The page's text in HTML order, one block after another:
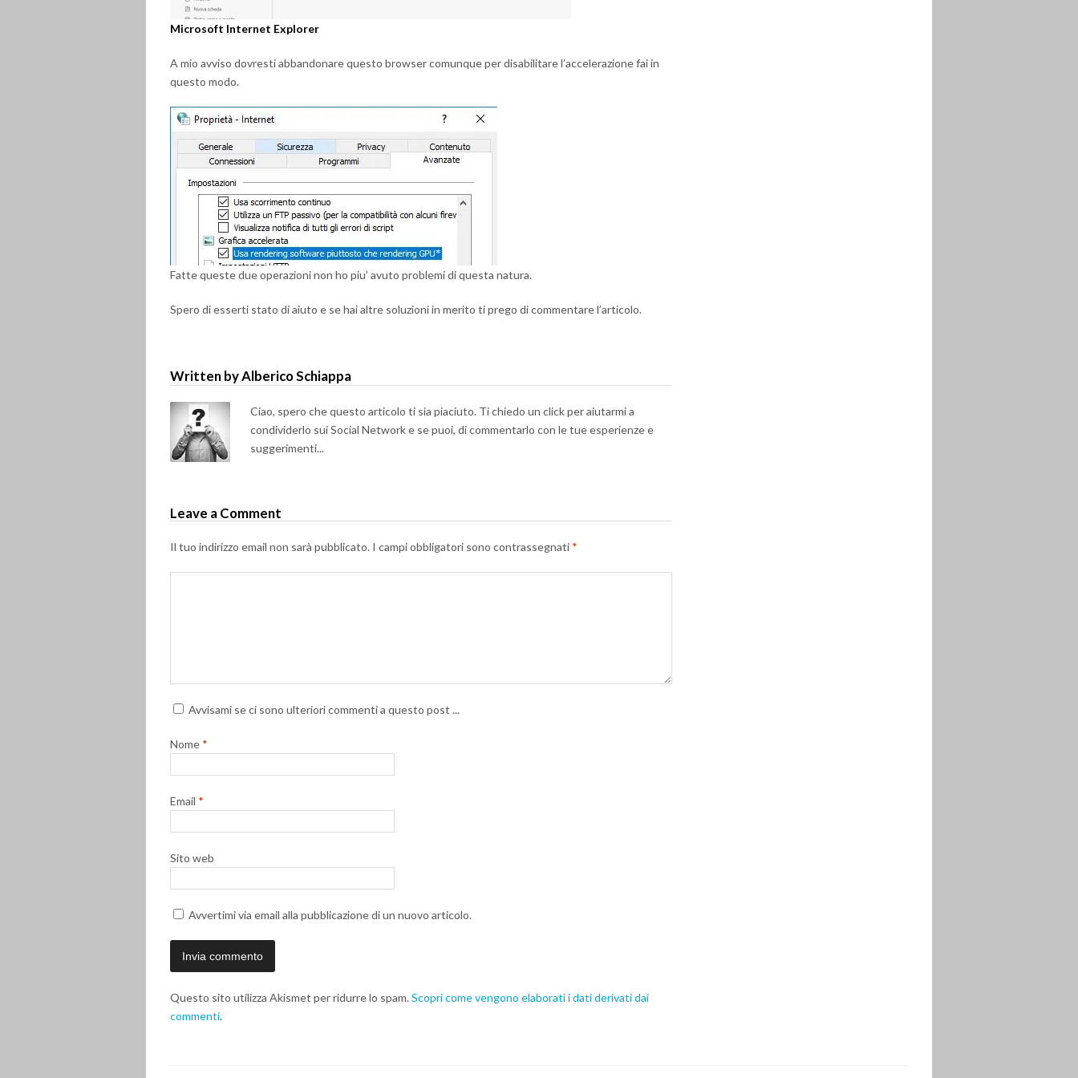
Microsoft Internet Explorer
A mio avviso dovresti abbandonare questo browser comunque per disabilitare l’accelerazione fai in
questo modo.
Fatte queste due operazioni non ho piu’ avuto problemi di questa natura.
Spero di esserti stato di aiuto e se hai altre soluzioni in merito ti prego di commentare l’articolo.
Written by Alberico Schiappa
Ciao, spero che questo articolo ti sia piaciuto. Ti chiedo un click per aiutarmi a
condividerlo sui Social Network e se puoi, di commentarlo con le tue esperienze e
suggerimenti...
Leave a Comment
Il tuo indirizzo email non sarà pubblicato. I campi obbligatori sono contrassegnati *
Avvisami se ci sono ulteriori commenti a questo post ...
Nome *
Email *
Sito web
Avvertimi via email alla pubblicazione di un nuovo articolo.
Questo sito utilizza Akismet per ridurre lo spam.Scopri come vengono elaborati i dati derivati dai
commenti.